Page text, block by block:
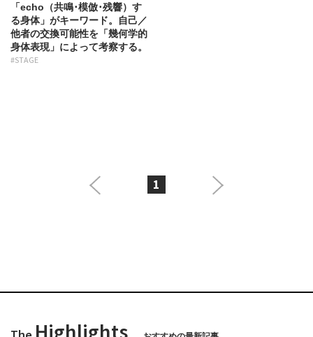
「echo（共鳴･模倣･残響）す
る身体」がキーワード。自己／
他者の交換可能性を「幾何学的
身体表現」によって考察する。
#STAGE
1
Highlights